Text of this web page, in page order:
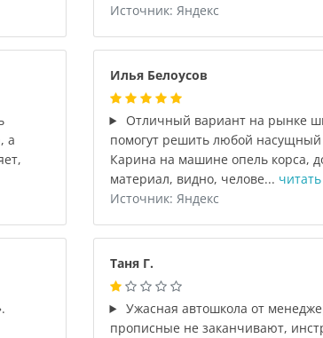
Источник: Яндекс
а
Илья Белоусов
Отличный вариант на рынке
помогут решить любой
Карина на машине опель корса,
материал, видно, челове...
Источник: Яндекс
Таня Г.
Ужасная автошкола от
прописные не заканчивают,